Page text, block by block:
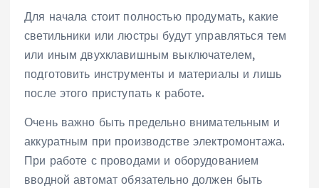
Для начала стоит полностью продумать, какие
светильники или люстры будут управляться тем
или иным двухклавишным выключателем,
подготовить инструменты и материалы и лишь
после этого приступать к работе.
Очень важно быть предельно внимательным и
аккуратным при производстве электромонтажа.
При работе с проводами и оборудованием
вводной автомат обязательно должен быть